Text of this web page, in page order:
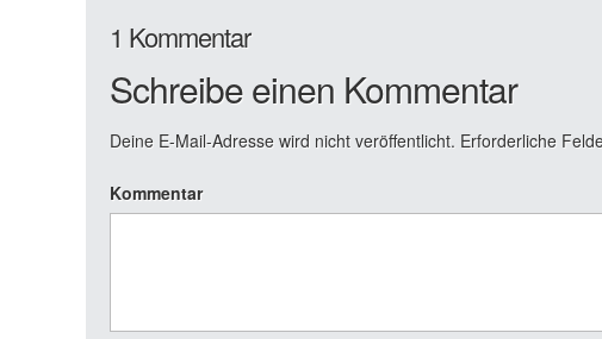
1 Kommentar
Schreibe einen Kommentar
Deine E-Mail-Adresse wird nicht veröffentlicht. Erforderliche
Kommentar